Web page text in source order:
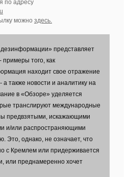
по адресу
можно здесь.
представляет
того, как
находит свое отражение
также новости и аналитику на
в «Обзоре» уделяется
транслируют международные
предвзятыми, искажающими
и/или распространяющими
Это, однако, не означает, что
с Кремлем или придерживается
или преднамеренно хочет